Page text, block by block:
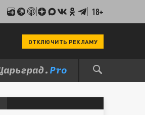
18+
ОТКЛЮЧИТЬ РЕКЛАМУ